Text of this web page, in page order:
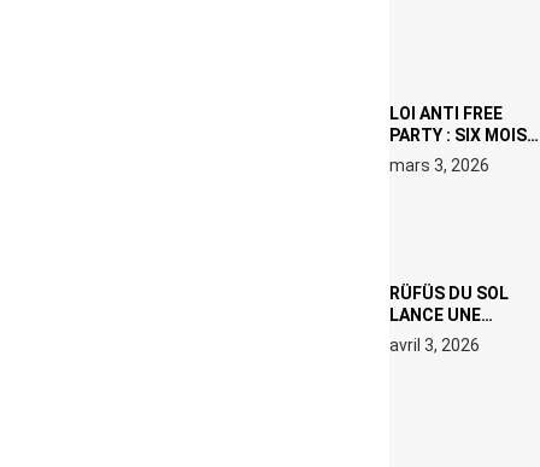
LOI ANTI FREE
PARTY : SIX MOIS
DE PRISON ET 5
000 € D’AMENDE
mars 3, 2026
RÜFÜS DU SOL
LANCE UNE
RÉSIDENCE DJ
SET DE QUATRE
avril 3, 2026